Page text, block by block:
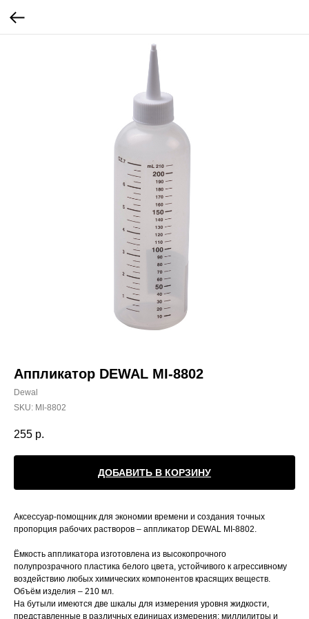
Аппликатор DEWAL MI-8802
Dewal
SKU: MI-8802
255 р.
ДОБАВИТЬ В КОРЗИНУ
Аксессуар-помощник для экономии времени и создания точных
пропорция рабочих растворов – аппликатор DEWAL MI-8802.
Ёмкость аппликатора изготовлена из высокопрочного
полупрозрачного пластика белого цвета, устойчивого к агрессивному
воздействию любых химических компонентов красящих веществ.
Объём изделия – 210 мл.
На бутыли имеются две шкалы для измерения уровня жидкости,
представленные в различных единицах измерения: миллилитры и